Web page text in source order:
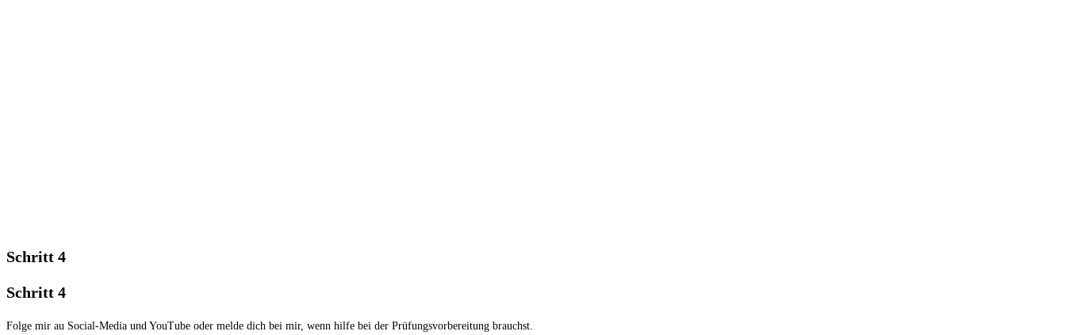
Schritt 4
Schritt 4
Folge mir au Social-Media und YouTube oder melde dich bei mir, wenn hilfe bei der Prüfungsvorbereitung brauchst.